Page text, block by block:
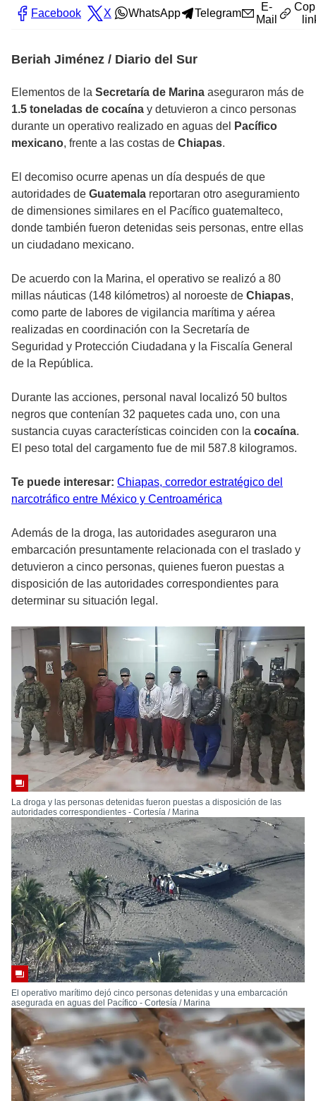
Facebook X WhatsApp Telegram
E-
Mail
Beriah Jiménez / Diario del Sur
Elementos de la Secretaría de Marina aseguraron más de
1.5 toneladas de cocaína y detuvieron a cinco personas
durante un operativo realizado en aguas del
Pacífico
mexicano, frente a las costas de Chiapas.
El decomiso ocurre apenas un día después de que
autoridades de Guatemala reportaran otro aseguramiento
de dimensiones similares en el Pacífico guatemalteco,
donde también fueron detenidas seis personas, entre ellas
un ciudadano mexicano.
De acuerdo con la Marina, el operativo se realizó a 80
millas náuticas (148 kilómetros) al noroeste de Chiapas,
como parte de labores de vigilancia marítima y aérea
realizadas en coordinación con la Secretaría de
Seguridad y Protección Ciudadana y la Fiscalía General
de la República.
Durante las acciones, personal naval localizó 50 bultos
negros que contenían 32 paquetes cada uno, con una
sustancia cuyas características coinciden con la cocaína.
El peso total del cargamento fue de mil 587.8 kilogramos.
Te puede interesar: Chiapas, corredor estratégico del
narcotráfico entre México y Centroamérica
Además de la droga, las autoridades aseguraron una
embarcación presuntamente relacionada con el traslado y
detuvieron a cinco personas, quienes fueron puestas a
disposición de las autoridades correspondientes para
determinar su situación legal.
La droga y las personas detenidas fueron puestas a disposición de las
autoridades correspondientes - Cortesía / Marina
El operativo marítimo dejó cinco personas detenidas y una embarcación
asegurada en aguas del Pacífico - Cortesía / Marina